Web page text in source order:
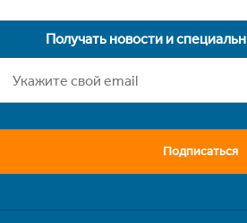
Получать новости и
Подписаться